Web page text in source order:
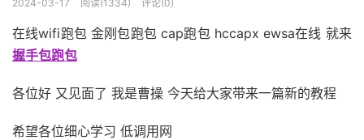
2024-03-17 阅读(1334) 评论(0)
在线wifi跑包 金刚包跑包 cap跑包 hccapx ewsa在线 就来
握手包跑包
各位好 又见面了 我是曹操 今天给大家带来一篇新的教程
希望各位细心学习 低调用网